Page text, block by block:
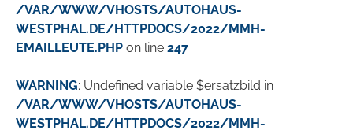
/VAR/WWW/VHOSTS/AUTOHAUS-
WESTPHAL.DE/HTTPDOCS/2022/MMH-
EMAILLEUTE.PHP on line 247
WARNING: Undefined variable $ersatzbild in
/VAR/WWW/VHOSTS/AUTOHAUS-
WESTPHAL.DE/HTTPDOCS/2022/MMH-